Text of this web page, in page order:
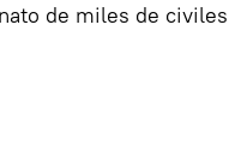
de miles de civiles